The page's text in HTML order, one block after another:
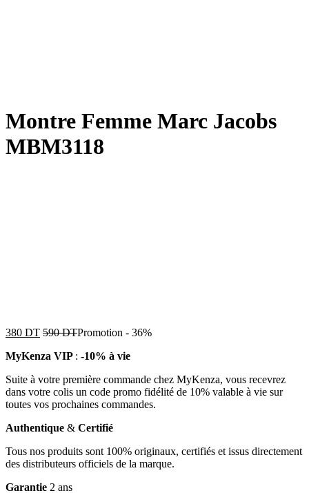
Montre Femme Marc Jacobs
MBM3118
380 DT 590DTPromotion - 36%
MyKenza VIP : -10% à vie
Suite à votre première commande chez MyKenza, vous recevrez
dans votre colis un code promo fidélité de 10% valable à vie sur
toutes vos prochaines commandes.
Authentique & Certifié
Tous nos produits sont 100% originaux, certifiés et issus directement
des distributeurs officiels de la marque.
Garantie 2 ans